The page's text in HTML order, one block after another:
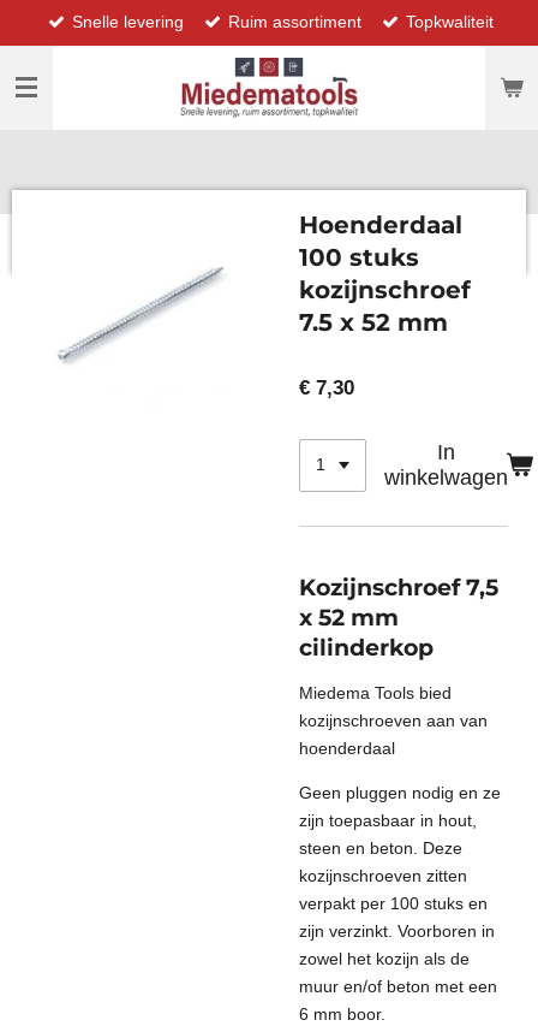
direct
naar
hoofdinhoud
Snelle levering Ruim assortiment Topkwaliteit
Hoenderdaal
100 stuks
kozijnschroef
7.5 x 52 mm
€ 7,30
In
winkelwagen
Kozijnschroef 7,5
x 52 mm
cilinderkop
Miedema Tools bied
kozijnschroeven aan van
hoenderdaal
Geen pluggen nodig en ze
zijn toepasbaar in hout,
steen en beton. Deze
kozijnschroeven zitten
verpakt per 100 stuks en
zijn verzinkt. Voorboren in
zowel het kozijn als de
muur en/of beton met een
6 mm boor.